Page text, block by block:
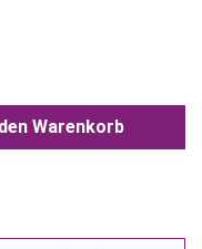
Wert
Warenkorb